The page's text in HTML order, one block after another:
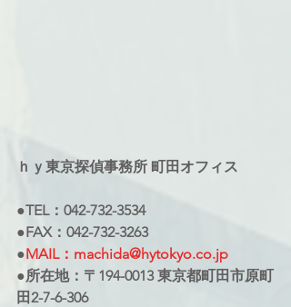
ｈｙ東京探偵事務所 町田オフィス
●TEL：042-732-3534
●FAX：042-732-3263
●MAIL：machida@hytokyo.co.jp
●所在地：〒194-0013 東京都町田市原町
田2-7-6-306